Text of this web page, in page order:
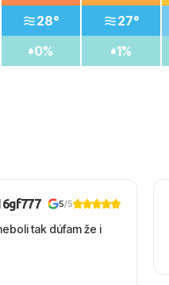
28°
0%
27°
1%
5/5
tak dúfam že i